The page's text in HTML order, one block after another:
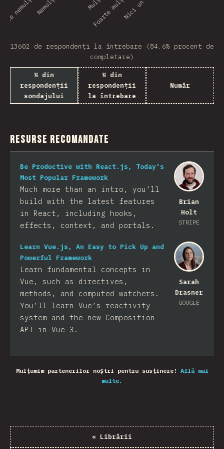
13602 de respondenți la întrebare (84.6% procent de
completare)
% din
respondenții
sondajului
% din
respondenții
la întrebare
Număr
Resurse recomandate
Brian
Holt
STRIPE
Be Productive with React.js, Today's
Most Popular Framework
Much more than an intro, you’ll
build with the latest features
in React, including hooks,
effects, context, and portals.
Sarah
Drasner
GOOGLE
Learn Vue.js, An Easy to Pick Up and
Powerful Framework
Learn fundamental concepts in
Vue, such as directives,
methods, and computed watchers.
You’ll learn Vue’s reactivity
system and the new Composition
API in Vue 3.
Mulțumim partenerilor noștri pentru susținere! Află mai
multe.
« Librării